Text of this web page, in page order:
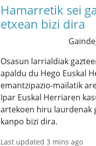
Hamarretik sei
etxean bizi dira
Osasun larrialdiak
apaldu du Hego Euskal
emantzipazio-mailatik
Ipar Euskal Herriaren
artekoen hiru laurdenak
kanpo bizi dira.
Last updated 3 mins ago